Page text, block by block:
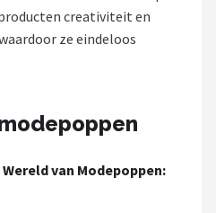
creativiteit en
ze eindeloos
van Modepoppen: